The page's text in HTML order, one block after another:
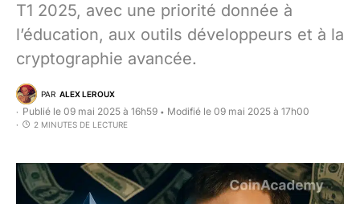
T1 2025, avec une priorité donnée à
l’éducation, aux outils développeurs et à la
cryptographie avancée.
PAR ALEX LEROUX
Publié le 09 mai 2025 à 16h59 • Modifié le 09 mai 2025 à 17h00
2 MINUTES DE LECTURE